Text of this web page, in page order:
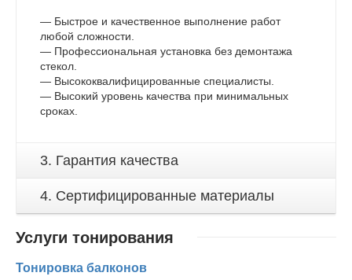
— Быстрое и качественное выполнение работ
любой сложности.
— Профессиональная установка без демонтажа
стекол.
— Высококвалифицированные специалисты.
— Высокий уровень качества при минимальных
сроках.
3. Гарантия качества
4. Сертифицированные материалы
Услуги тонирования
Тонировка балконов